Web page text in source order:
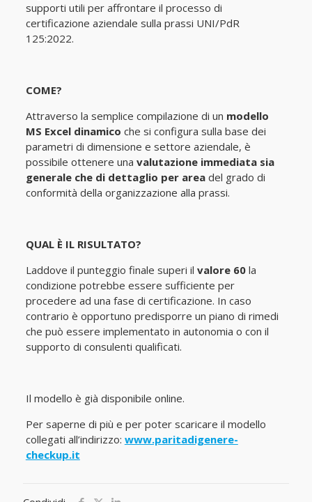
supporti utili per affrontare il processo di
certificazione aziendale sulla prassi UNI/PdR
125:2022.
COME?
Attraverso la semplice compilazione di un modello
MS Excel dinamico che si configura sulla base dei
parametri di dimensione e settore aziendale, è
possibile ottenere una valutazione immediata sia
generale che di dettaglio per area del grado di
conformità della organizzazione alla prassi.
QUAL È IL RISULTATO?
Laddove il punteggio finale superi il valore 60la
condizione potrebbe essere sufficiente per
procedere ad una fase di certificazione. In caso
contrario è opportuno predisporre un piano di rimedi
che può essere implementato in autonomia o con il
supporto di consulenti qualificati.
Il modello è già disponibile online.
Per saperne di più e per poter scaricare il modello
collegati all’indirizzo: www.paritadigenere-
checkup.it